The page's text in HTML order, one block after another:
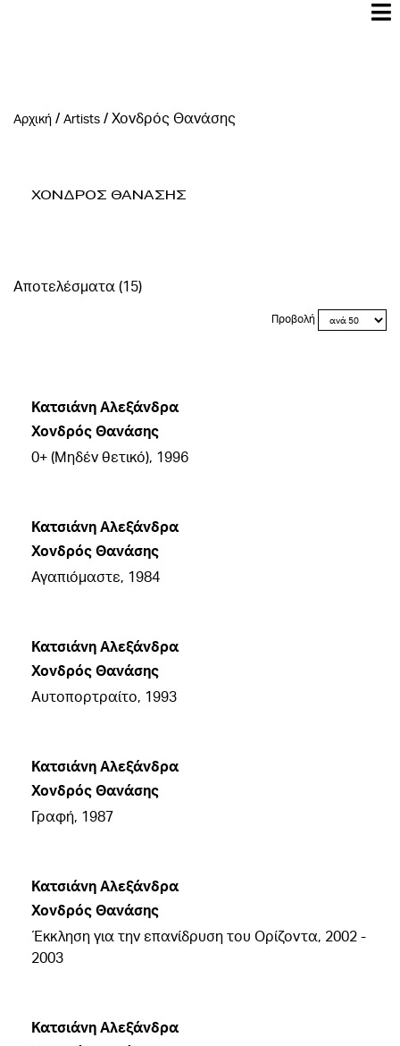
Αρχική / Artists /Χονδρός Θανάσης
Χονδρος Θανασης
Αποτελέσματα (15)
Προβολή
Κατσιάνη Αλεξάνδρα
Χονδρός Θανάσης
0+ (Μηδέν θετικό), 1996
Κατσιάνη Αλεξάνδρα
Χονδρός Θανάσης
Αγαπιόμαστε, 1984
Κατσιάνη Αλεξάνδρα
Χονδρός Θανάσης
Αυτοπορτραίτο, 1993
Κατσιάνη Αλεξάνδρα
Χονδρός Θανάσης
Γραφή, 1987
Κατσιάνη Αλεξάνδρα
Χονδρός Θανάσης
Έκκληση για την επανίδρυση του Ορίζοντα, 2002 -
2003
Κατσιάνη Αλεξάνδρα